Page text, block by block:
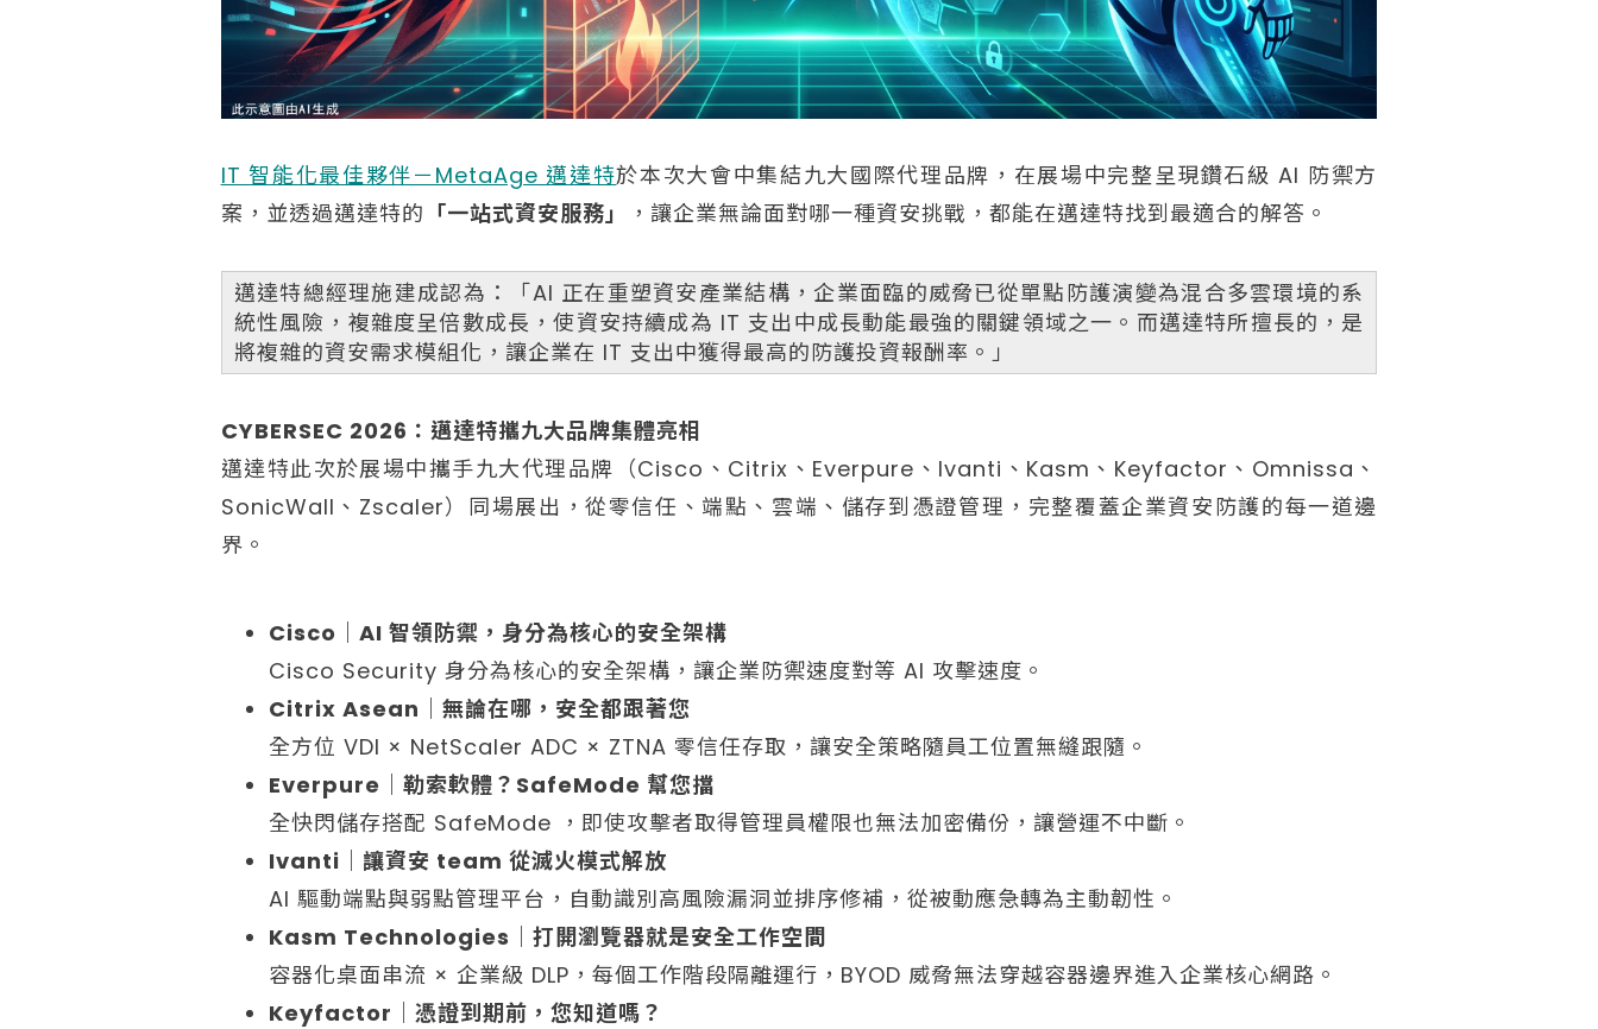
IT 智能化最佳夥伴－MetaAge 邁達特於本次大會中集結九大國際代理品牌，在展場中完整呈現鑽石級 AI 防禦方
案，並透過邁達特的 「一站式資安服務」 ，讓企業無論面對哪一種資安挑戰，都能在邁達特找到最適合的解答。
邁達特總經理施建成認為：「AI 正在重塑資安產業結構，企業面臨的威脅已從單點防護演變為混合多雲環境的系
統性風險，複雜度呈倍數成長，使資安持續成為 IT 支出中成長動能最強的關鍵領域之一。而邁達特所擅長的，是
將複雜的資安需求模組化，讓企業在 IT 支出中獲得最高的防護投資報酬率。」
CYBERSEC 2026：邁達特攜九大品牌集體亮相
邁達特此次於展場中攜手九大代理品牌（Cisco、Citrix、Everpure、Ivanti、Kasm、Keyfactor、Omnissa、
SonicWall、Zscaler）同場展出，從零信任、端點、雲端、儲存到憑證管理，完整覆蓋企業資安防護的每一道邊
界。
Cisco｜AI 智領防禦，身分為核心的安全架構
Cisco Security 身分為核心的安全架構，讓企業防禦速度對等 AI 攻擊速度。
Citrix Asean｜無論在哪，安全都跟著您
全方位 VDI × NetScaler ADC × ZTNA 零信任存取，讓安全策略隨員工位置無縫跟隨。
Everpure｜勒索軟體？SafeMode 幫您擋
全快閃儲存搭配 SafeMode ，即使攻擊者取得管理員權限也無法加密備份，讓營運不中斷。
Ivanti｜讓資安 team 從滅火模式解放
AI 驅動端點與弱點管理平台，自動識別高風險漏洞並排序修補，從被動應急轉為主動韌性。
Kasm Technologies｜打開瀏覽器就是安全工作空間
容器化桌面串流 × 企業級 DLP，每個工作階段隔離運行，BYOD 威脅無法穿越容器邊界進入企業核心網路。
Keyfactor｜憑證到期前，您知道嗎？